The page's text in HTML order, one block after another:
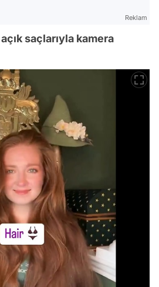
Reklam
saçlarıyla kamera